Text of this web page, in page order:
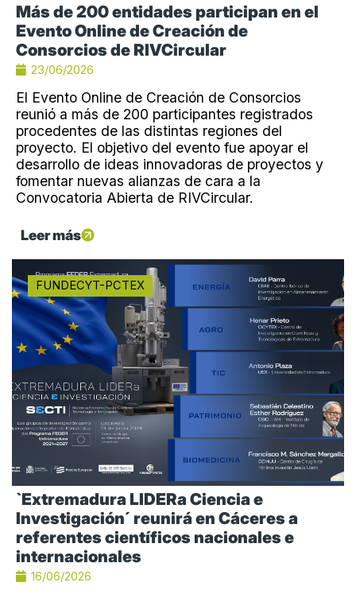
Más de 200 entidades participan en el
Evento Online de Creación de
Consorcios de RIVCircular
23/06/2026
El Evento Online de Creación de Consorcios
reunió a más de 200 participantes registrados
procedentes de las distintas regiones del
proyecto. El objetivo del evento fue apoyar el
desarrollo de ideas innovadoras de proyectos y
fomentar nuevas alianzas de cara a la
Convocatoria Abierta de RIVCircular.
Leer más
FUNDECYT-PCTEX
`Extremadura LIDERa Ciencia e
Investigación´ reunirá en Cáceres a
referentes científicos nacionales e
internacionales
16/06/2026